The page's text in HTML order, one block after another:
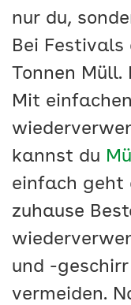
nur du,
Bei Festivals
Tonnen Müll.
Mit
kannst du
einfach geht
zuhause
und -
vermeiden.